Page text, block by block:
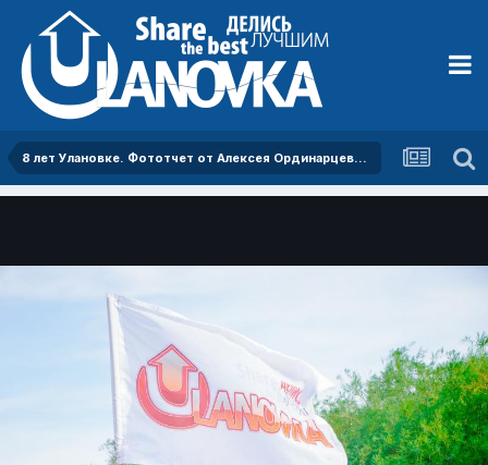
8 лет Улановке. Фототчет от Алексея Ординарцева [11 июля 2015]